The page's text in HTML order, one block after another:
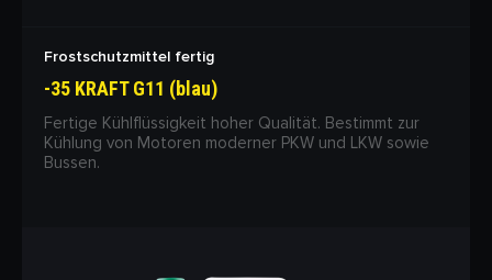
Frostschutzmittel fertig
-35 KRAFT G11 (blau)
Fertige Kühlflüssigkeit hoher Qualität. Bestimmt zur
Kühlung von Motoren moderner PKW und LKW sowie
Bussen.